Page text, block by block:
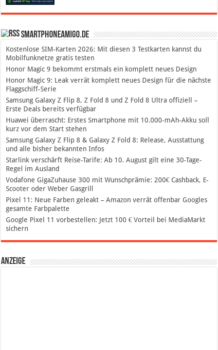
SmartphoneAmigo.de
Kostenlose SIM-Karten 2026: Mit diesen 3 Testkarten kannst du
Mobilfunknetze gratis testen
Honor Magic 9 bekommt erstmals ein komplett neues Design
Honor Magic 9: Leak verrät komplett neues Design für die nächste
Flaggschiff-Serie
Samsung Galaxy Z Flip 8, Z Fold 8 und Z Fold 8 Ultra offiziell –
Erste Deals bereits verfügbar
Huawei überrascht: Erstes Smartphone mit 10.000-mAh-Akku soll
kurz vor dem Start stehen
Samsung Galaxy Z Flip 8 & Galaxy Z Fold 8: Release, Ausstattung
und alle bisher bekannten Infos
Starlink verschärft Reise-Tarife: Ab 10. August gilt eine 30-Tage-
Regel im Ausland
Vodafone GigaZuhause 300 mit Wunschprämie: 200€ Cashback, E-
Scooter oder Weber Gasgrill
Pixel 11: Neue Farben geleakt – Amazon verrät offenbar Googles
gesamte Farbpalette
Google Pixel 11 vorbestellen: Jetzt 100 € Vorteil bei MediaMarkt
sichern
Anzeige